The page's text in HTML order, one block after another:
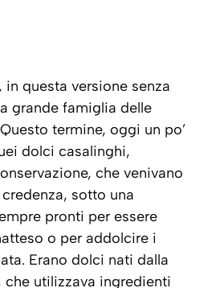
in questa versione senza
grande famiglia delle
termine, oggi un po’
dolci casalinghi,
che venivano
sotto una
pronti per essere
o per addolcire i
Erano dolci nati dalla
che utilizzava ingredienti